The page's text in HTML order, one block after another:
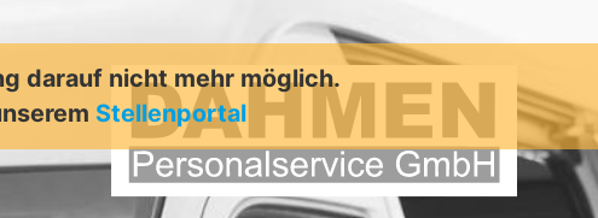
darauf nicht mehr möglich.
Stellenportal